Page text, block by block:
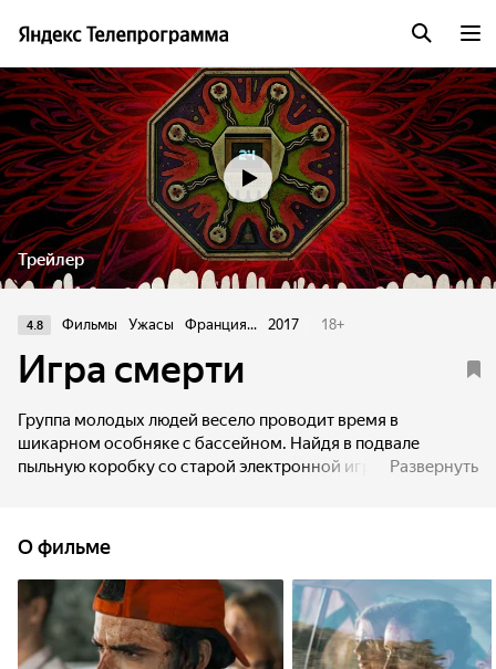
Трейлер
4.8 Фильмы Ужасы Франция... 2017 18+
Игра смерти
Группа молодых людей весело проводит время в
шикарном особняке с бассейном. Найдя в подвале
пыльную коробку со старой электронной игрой под
пластмассовым черепкам, из которых внезапно
выскакивают иглы и кровью подписывают их согласия с
правилами: пока идёт отсчёт, участники должны кого-
нибудь убить. На табло игры загораются цифры, но ребята
всё ещё не воспринимают происходящее всерьёз.
Развернуть
О фильме